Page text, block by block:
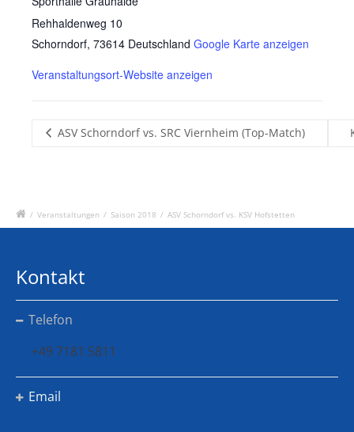
Rehhaldenweg 10
Schorndorf, 73614 Deutschland Google Karte anzeigen
Veranstaltungsort-Website anzeigen
ASV Schorndorf vs. SRC Viernheim (Top-Match)
/ Veranstaltungen / Saison 2018 / ASV Schorndorf vs. KSV Hofstetten
Kontakt
Telefon
+49 7181 5811
Email